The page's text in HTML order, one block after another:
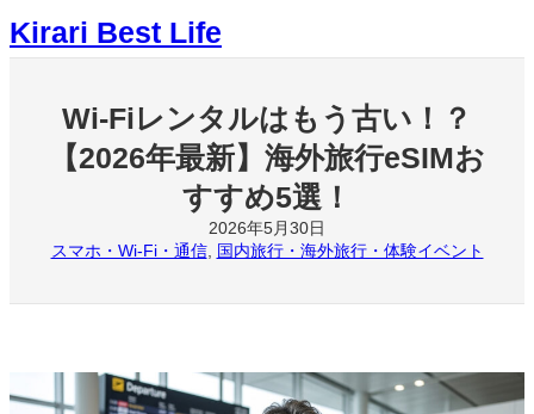
内
容
Kirari Best Life
Wi-Fiレンタルはもう古い！？
【2026年最新】海外旅行eSIMお
すすめ5選！
2026年5月30日
スマホ・Wi-Fi・通信, 国内旅行・海外旅行・体験イベント